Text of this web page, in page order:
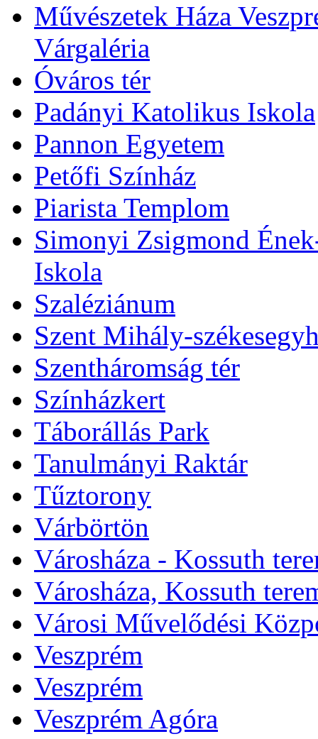
Művészetek Háza
Várgaléria
Óváros tér
Padányi Katolikus Iskola
Pannon Egyetem
Petőfi Színház
Piarista Templom
Simonyi Zsigmond
Iskola
Szaléziánum
Szent Mihály-
Szentháromság tér
Színházkert
Táborállás Park
Tanulmányi Raktár
Tűztorony
Várbörtön
Városháza - Kossuth
Városháza, Kossuth
Városi Művelődési
Veszprém
Veszprém
Veszprém Agóra